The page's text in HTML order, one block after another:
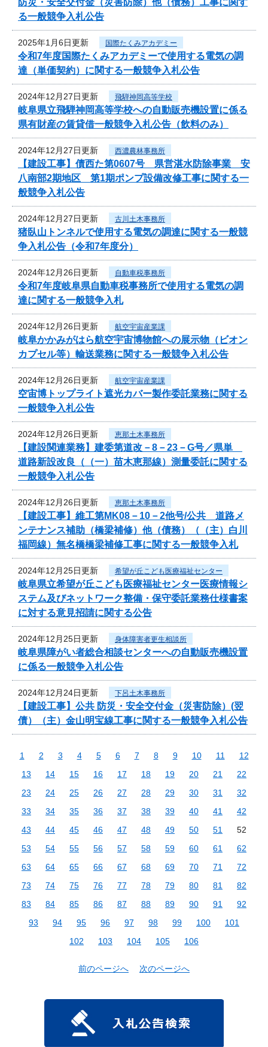
る一般競争入札公告
2025年1月6日更新 国際たくみアカデミー
令和7年度国際たくみアカデミーで使用する電気の調
達（単価契約）に関する一般競争入札公告
2024年12月27日更新 飛騨神岡高等学校
岐阜県立飛騨神岡高等学校への自動販売機設置に係る
県有財産の賃貸借一般競争入札公告（飲料のみ）
2024年12月27日更新 西濃農林事務所
【建設工事】債西た第0607号 県営湛水防除事業 安
八南部2期地区 第1期ポンプ設備改修工事に関する一
般競争入札公告
2024年12月27日更新 古川土木事務所
猪臥山トンネルで使用する電気の調達に関する一般競
争入札公告（令和7年度分）
2024年12月26日更新 自動車税事務所
令和7年度岐阜県自動車税事務所で使用する電気の調
達に関する一般競争入札
2024年12月26日更新 航空宇宙産業課
岐阜かかみがはら航空宇宙博物館への展示物（ビオン
カプセル等）輸送業務に関する一般競争入札公告
2024年12月26日更新 航空宇宙産業課
空宙博トップライト遮光カバー製作委託業務に関する
一般競争入札公告
2024年12月26日更新 恵那土木事務所
【建設関連業務】建委第道改－8－23－G号／県単
道路新設改良（（一）苗木恵那線）測量委託に関する
一般競争入札公告
2024年12月26日更新 恵那土木事務所
【建設工事】維工第MK08－10－2他号/公共 道路メ
ンテナンス補助（橋梁補修）他（債務）（（主）白川
福岡線）無名橋橋梁補修工事に関する一般競争入札
2024年12月25日更新 希望が丘こども医療福祉センター
岐阜県立希望が丘こども医療福祉センター医療情報シ
ステム及びネットワーク整備・保守委託業務仕様書案
に対する意見招請に関する公告
2024年12月25日更新 身体障害者更生相談所
岐阜県障がい者総合相談センターへの自動販売機設置
に係る一般競争入札公告
2024年12月24日更新 下呂土木事務所
【建設工事】公共 防災・安全交付金（災害防除）(翌
債）（主）金山明宝線工事に関する一般競争入札公告
1 2 3 4 5 6 7 8 9 10 11
12
13
14 15 16 17 18 19 20 21
22
23
24 25 26 27 28 29 30 31
32
33
34 35 36 37 38 39 40 41
42
43
44 45 46 47 48 49 50 51
52
53
54 55 56 57 58 59 60 61
62
63
64 65 66 67 68 69 70 71
72
73
74 75 76 77 78 79 80 81
82
83
84 85 86 87 88 89 90 91
92
93
94 95 96 97 98 99 100
101
102
103 104 105 106
前のページへ 次のページへ